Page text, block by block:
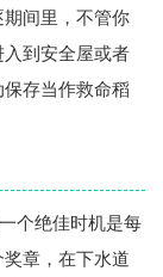
间里，不管你
到安全屋或者
存当作救命稻
个绝佳时机是每
章，在下水道